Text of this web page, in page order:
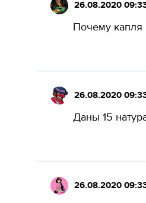
26.08.2020
Почему капля
26.08.2020
Даны 15
26.08.2020